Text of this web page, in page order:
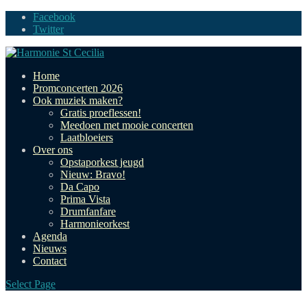
Facebook
Twitter
Home
Promconcerten 2026
Ook muziek maken?
Gratis proeflessen!
Meedoen met mooie concerten
Laatbloeiers
Over ons
Opstaporkest jeugd
Nieuw: Bravo!
Da Capo
Prima Vista
Drumfanfare
Harmonieorkest
Agenda
Nieuws
Contact
Select Page